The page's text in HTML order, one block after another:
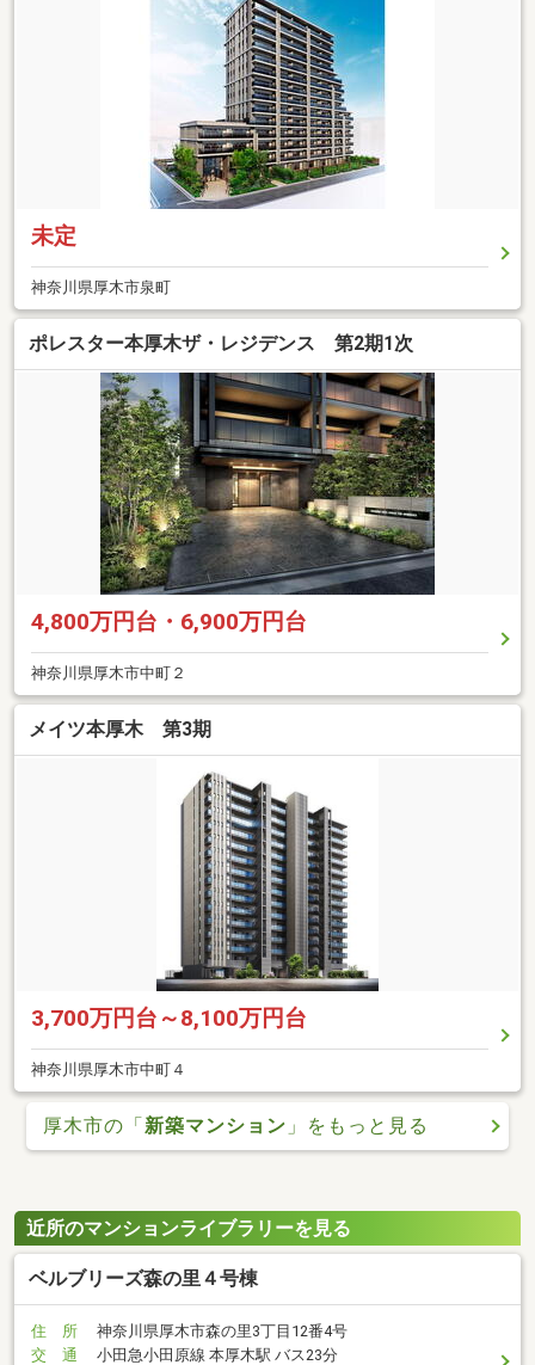
未定
神奈川県厚木市泉町
ポレスター本厚木ザ・レジデンス 第2期1次
4,800万円台・6,900万円台
神奈川県厚木市中町２
メイツ本厚木 第3期
3,700万円台～8,100万円台
神奈川県厚木市中町４
厚木市の「新築マンション 」をもっと見る
近所のマンションライブラリーを見る
ベルブリーズ森の里４号棟
住 所
神奈川県厚木市森の里3丁目12番4号
交 通
小田急小田原線 本厚木駅 バス23分